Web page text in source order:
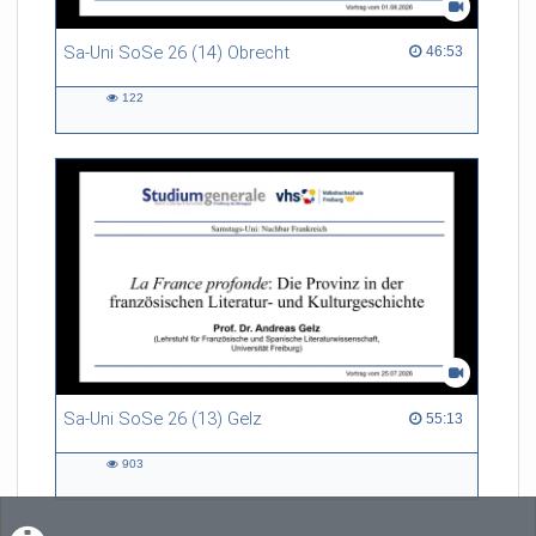
Sa-Uni SoSe 26 (14) Obrecht 46:53
46:53 duration
122
Sa-Uni SoSe 26 (13) Gelz 55:13
55:13 duration
903